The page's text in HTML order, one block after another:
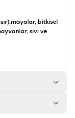
bitkisel
sıvı ve
kimyasal
mg/kg,